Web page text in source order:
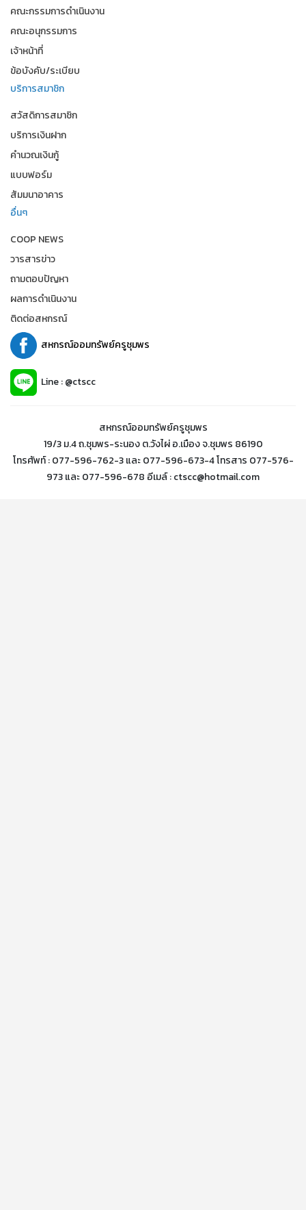
คณะกรรมการดำเนินงาน
คณะอนุกรรมการ
เจ้าหน้าที่
ข้อบังคับ/ระเบียบ
บริการสมาชิก
สวัสดิการสมาชิก
บริการเงินฝาก
คำนวณเงินกู้
แบบฟอร์ม
สัมมนาอาคาร
อื่นๆ
COOP NEWS
วารสารข่าว
ถามตอบปัญหา
ผลการดำเนินงาน
ติดต่อสหกรณ์
สหกรณ์ออมทรัพย์ครูชุมพร
Line : @ctscc
สหกรณ์ออมทรัพย์ครูชุมพร
19/3 ม.4 ถ.ชุมพร-ระนอง ต.วังไผ่ อ.เมือง จ.ชุมพร 86190
โทรศัพท์ : 077-596-762-3 และ 077-596-673-4 โทรสาร 077-576-
973 และ 077-596-678 อีเมล์ : ctscc@hotmail.com